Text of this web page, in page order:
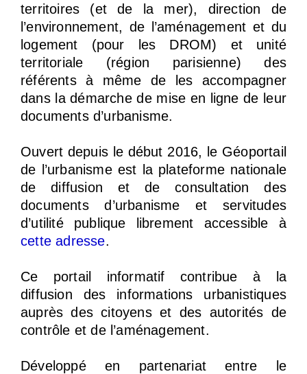
territoires (et de la mer), direction de
l’environnement, de l’aménagement et du
logement (pour les DROM) et unité
territoriale (région parisienne) des
référents à même de les accompagner
dans la démarche de mise en ligne de leur
documents d’urbanisme.
Ouvert depuis le début 2016, le Géoportail
de l’urbanisme est la plateforme nationale
de diffusion et de consultation des
documents d’urbanisme et servitudes
d’utilité publique librement accessible à
cette adresse.
Ce portail informatif contribue à la
diffusion des informations urbanistiques
auprès des citoyens et des autorités de
contrôle et de l’aménagement.
Développé en partenariat entre le